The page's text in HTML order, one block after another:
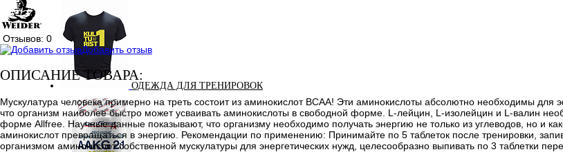
ОДЕЖДА ДЛЯ ТРЕНИРОВОК
Отзывов: 0
Добавить отзыв
ОПИСАНИЕ ТОВАРА:
Мускулатура человека примерно на треть состоит из аминокислот ВСАА! Эти аминокислоты абсолютно необходимы
что организм наиболее быстро может усваивать аминокислоты в свободной форме. L-лейцин, L-изолейцин и L-валин
форме Allfree. Научные данные показывают, что организму необходимо получать энергию не только из углеводов, но и
аминокислот превращаться в энергию. Рекомендации по применению: Принимайте по 5 таблеток после тренировки,
организмом аминокислот собственной мускулатуры для энергетических нужд, целесообразно выпивать по 3 таблетки